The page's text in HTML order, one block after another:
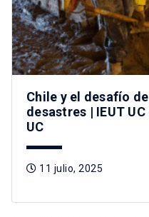
Chile y el desafío
desastres | IEUT
UC
11 julio, 2025